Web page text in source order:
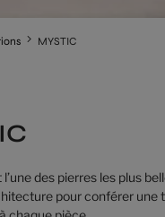
MYSTIC
des pierres les plus
pour conférer une